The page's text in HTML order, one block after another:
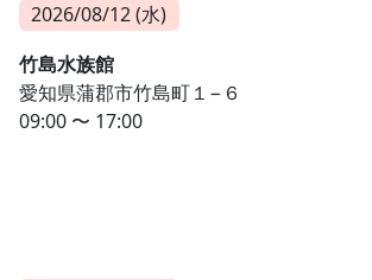
2026/08/12 (水)
竹島水族館
愛知県蒲郡市竹島町１−６
09:00 〜 17:00